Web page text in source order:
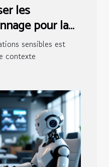
les
pour la
sensibles est
contexte